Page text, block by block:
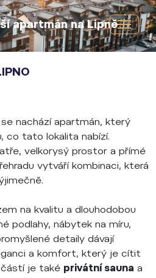
apartmán na Lipně
se nachází apartmán, který
co tato lokalita nabízí.
velkorysý prostor a přímé
vytváří kombinaci, která
na kvalitu a dlouhodobou
podlahy, nábytek na míru,
detaily dávají
a komfort, který je cítit
je také privátní sauna a